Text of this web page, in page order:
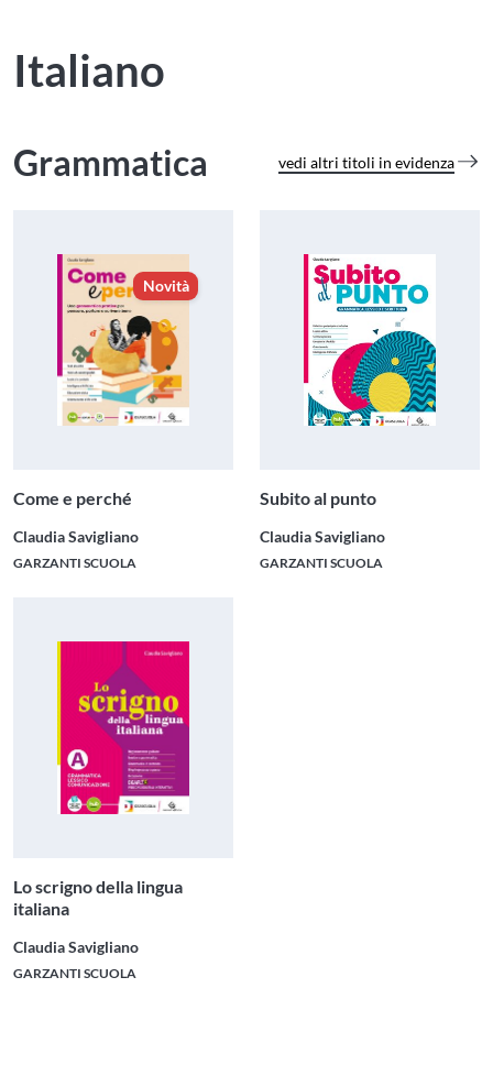
Italiano
Grammatica vedi altri titoli in evidenza
Novità
Come e perché
Claudia Savigliano
GARZANTI SCUOLA
Subito al punto
Claudia Savigliano
GARZANTI SCUOLA
Lo scrigno della lingua
italiana
Claudia Savigliano
GARZANTI SCUOLA